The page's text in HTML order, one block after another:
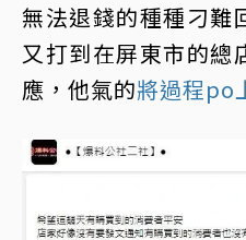
無法退錢的種種刁難
又打到在屏東市的總
應，他氣的將過程po